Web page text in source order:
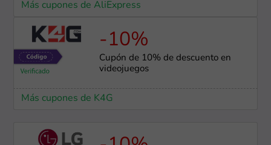
Más cupones de AliExpress
-10%
Cupón de 10% de descuento en
videojuegos
Más cupones de K4G